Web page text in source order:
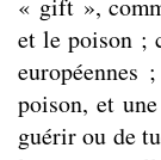
« gift »,
et le poison ;
européennes
poison, et
guérir ou de